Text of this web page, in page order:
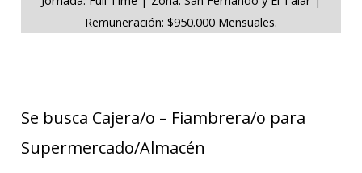
Remuneración: $950.000 Mensuales.
Se busca Cajera/o – Fiambrera/o para
Supermercado/Almacén